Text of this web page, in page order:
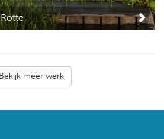
Bekijk meer werk